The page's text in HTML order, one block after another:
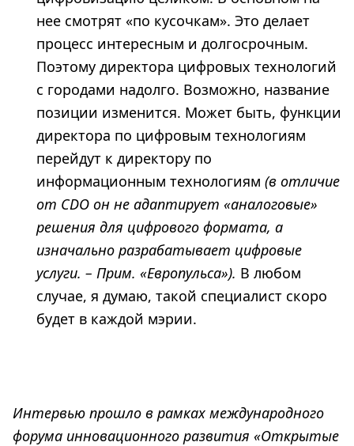
нее смотрят «по кусочкам». Это делает
процесс интересным и долгосрочным.
Поэтому директора цифровых технологий
с городами надолго. Возможно, название
позиции изменится. Может быть, функции
директора по цифровым технологиям
перейдут к директору по
информационным технологиям (в отличие
от CDO он не адаптирует «аналоговые»
решения для цифрового формата, а
изначально разрабатывает цифровые
услуги. – Прим. «Европульса»). В любом
случае, я думаю, такой специалист скоро
будет в каждой мэрии.
Интервью прошло в рамках международного
форума инновационного развития «Открытые